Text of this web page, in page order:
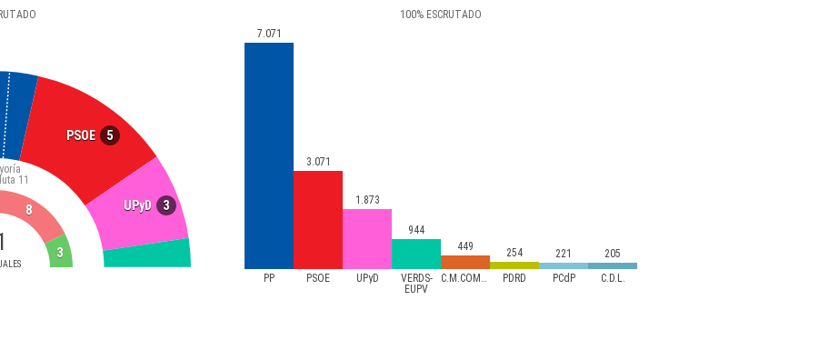
PSOE 5
UPyD 3
11
8
3
100%ESCRUTADO
PP PSOE UPyD
VERDS-
EUPV
C.M.COMPROMIS PDRD PCdP C.D.L.
7.071
3.071
1.873
944
449
254 221 205